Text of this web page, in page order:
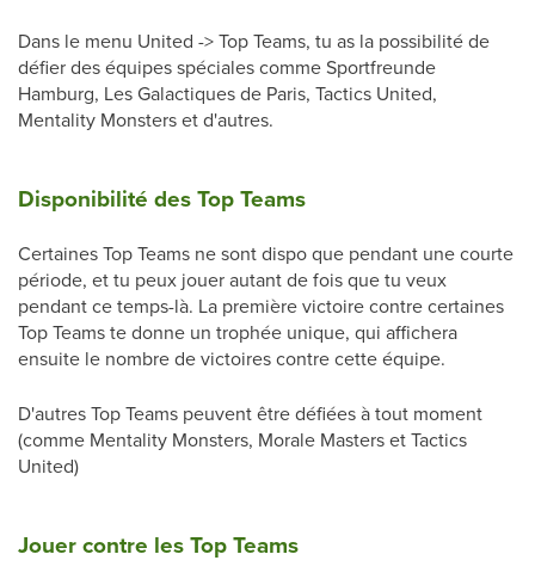
Dans le menu United -> Top Teams, tu as la possibilité de
défier des équipes spéciales comme Sportfreunde
Hamburg, Les Galactiques de Paris, Tactics United,
Mentality Monsters et d'autres.
Disponibilité des Top Teams
Certaines Top Teams ne sont dispo que pendant une courte
période, et tu peux jouer autant de fois que tu veux
pendant ce temps-là. La première victoire contre certaines
Top Teams te donne un trophée unique, qui affichera
ensuite le nombre de victoires contre cette équipe.
D'autres Top Teams peuvent être défiées à tout moment
(comme Mentality Monsters, Morale Masters et Tactics
United)
Jouer contre les Top Teams